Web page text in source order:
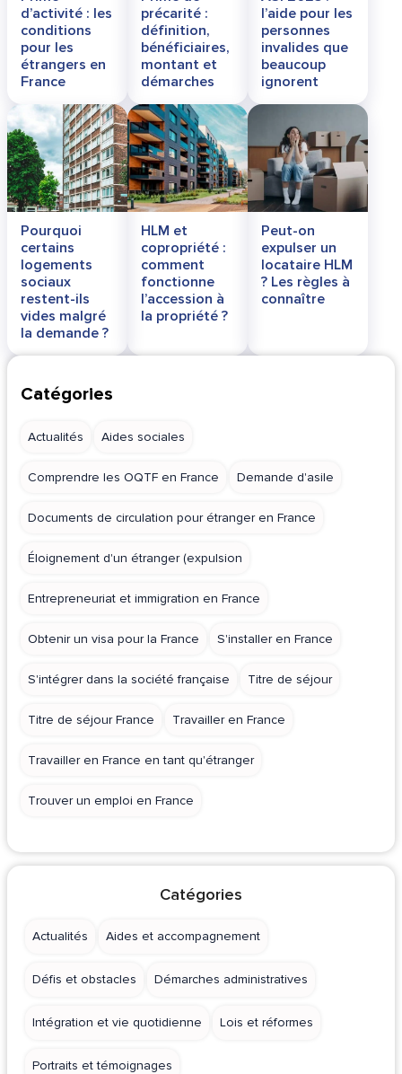
d’activité : les
conditions
pour les
étrangers en
France
précarité :
définition,
bénéficiaires,
montant et
démarches
l’aide pour les
personnes
invalides que
beaucoup
ignorent
Pourquoi
certains
logements
sociaux
restent-ils
vides malgré
la demande ?
HLM et
copropriété :
comment
fonctionne
l’accession à
la propriété ?
Peut-on
expulser un
locataire HLM
? Les règles à
connaître
Catégories
Actualités Aides sociales
Comprendre les OQTF en France Demande d'asile
Documents de circulation pour étranger en France
Éloignement d'un étranger (expulsion
Entrepreneuriat et immigration en France
Obtenir un visa pour la France S'installer en France
S'intégrer dans la société française Titre de séjour
Titre de séjour France Travailler en France
Travailler en France en tant qu'étranger
Trouver un emploi en France
Catégories
Actualités Aides et accompagnement
Défis et obstacles Démarches administratives
Intégration et vie quotidienne Lois et réformes
Portraits et témoignages